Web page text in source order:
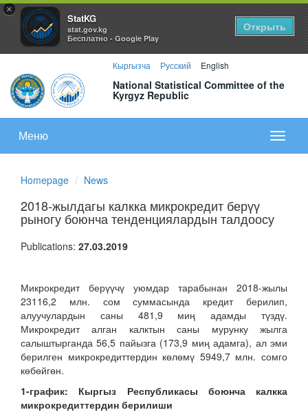
×
StatKG
stat.gov.kg
Бесплатно - Google Play
Открыть
Кыргызча Русский English
National Statistical Committee of the
Kyrgyz Republic
меню
Меню
Homepage News
2018-жылдагы калкка микрокредит берүү
рыногу боюнча тенденциялардын талдоосу
Publications: 27.03.2019
Микрокредит берүүчү уюмдар тарабынан 2018-жылы
23116,2 млн. сом суммасында кредит берилип,
алуучулардын саны 481,9 миң адамды түздү.
Микрокредит алган калктын саны мурунку жылга
салыштырганда 56,5 пайызга (173,9 миң адамга), ал эми
берилген микрокредиттердин көлөмү 5949,7 млн. сомго
көбөйгөн.
1-график: Кыргыз Республикасы боюнча калкка
микрокредиттердин берилиши